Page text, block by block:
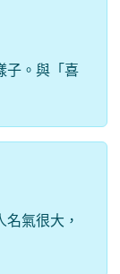
子。與「喜
氣很大，